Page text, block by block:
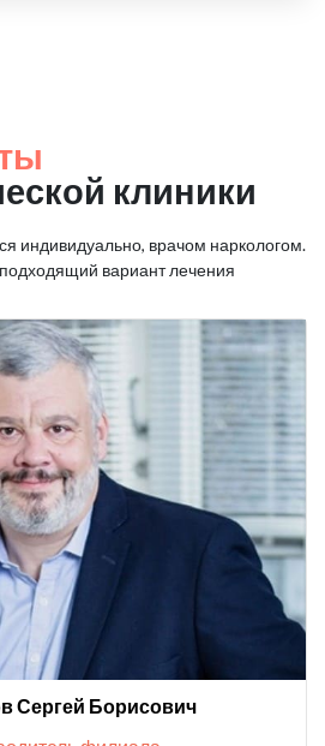
клиники
индивидуально, врачом наркологом.
вариант лечения
Сергей Борисович